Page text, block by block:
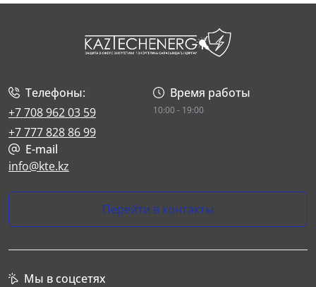
Телефоны:
+7 708 962 03 59
+7 777 828 86 99
Время работы
10:00 - 19:00
E-mail
info@kte.kz
Перейти в контакты
Мы в соцсетях